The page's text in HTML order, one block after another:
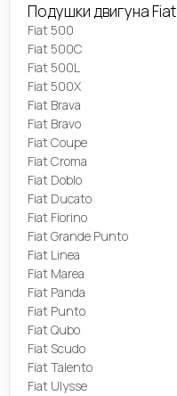
Подушки двигуна Fiat
Fiat 500
Fiat 500C
Fiat 500L
Fiat 500X
Fiat Brava
Fiat Bravo
Fiat Coupe
Fiat Croma
Fiat Doblo
Fiat Ducato
Fiat Fiorino
Fiat Grande Punto
Fiat Linea
Fiat Marea
Fiat Panda
Fiat Punto
Fiat Qubo
Fiat Scudo
Fiat Talento
Fiat Ulysse